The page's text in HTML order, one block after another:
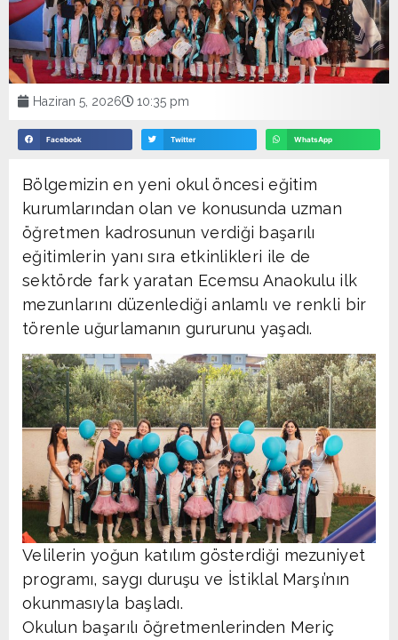
Haziran 5, 2026 10:35 pm
Facebook Twitter WhatsApp
Bölgemizin en yeni okul öncesi eğitim
kurumlarından olan ve konusunda uzman
öğretmen kadrosunun verdiği başarılı
eğitimlerin yanı sıra etkinlikleri ile de
sektörde fark yaratan Ecemsu Anaokulu ilk
mezunlarını düzenlediği anlamlı ve renkli bir
törenle uğurlamanın gururunu yaşadı.
Velilerin yoğun katılım gösterdiği mezuniyet
programı, saygı duruşu ve İstiklal Marşı’nın
okunmasıyla başladı.
Okulun başarılı öğretmenlerinden Meriç